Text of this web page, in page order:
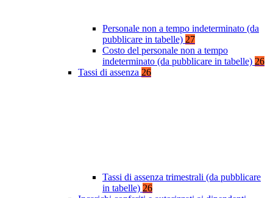
Personale non a tempo indeterminato (da
pubblicare in tabelle) 27
Costo del personale non a tempo
indeterminato (da pubblicare in tabelle) 26
Tassi di assenza 26
Tassi di assenza trimestrali (da pubblicare
in tabelle) 26